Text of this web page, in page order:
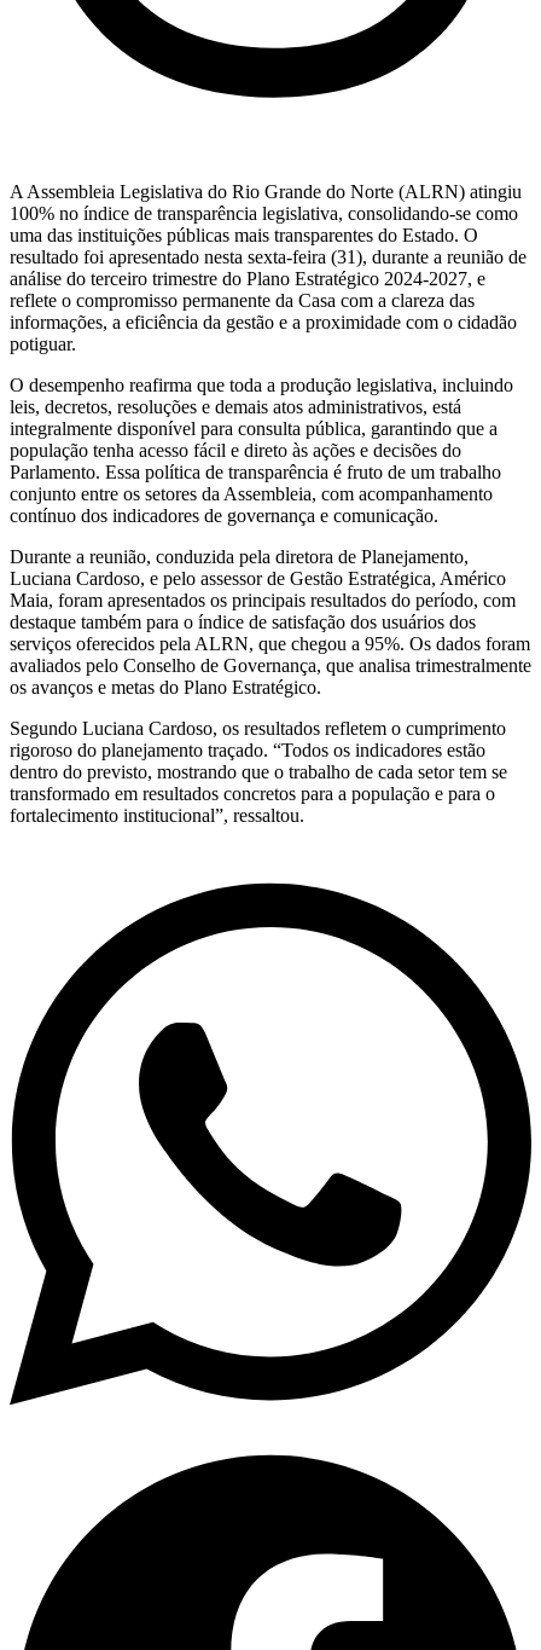
A Assembleia Legislativa do Rio Grande do Norte (ALRN) atingiu
100% no índice de transparência legislativa, consolidando-se como
uma das instituições públicas mais transparentes do Estado. O
resultado foi apresentado nesta sexta-feira (31), durante a reunião de
análise do terceiro trimestre do Plano Estratégico 2024-2027, e
reflete o compromisso permanente da Casa com a clareza das
informações, a eficiência da gestão e a proximidade com o cidadão
potiguar.
O desempenho reafirma que toda a produção legislativa, incluindo
leis, decretos, resoluções e demais atos administrativos, está
integralmente disponível para consulta pública, garantindo que a
população tenha acesso fácil e direto às ações e decisões do
Parlamento. Essa política de transparência é fruto de um trabalho
conjunto entre os setores da Assembleia, com acompanhamento
contínuo dos indicadores de governança e comunicação.
Durante a reunião, conduzida pela diretora de Planejamento,
Luciana Cardoso, e pelo assessor de Gestão Estratégica, Américo
Maia, foram apresentados os principais resultados do período, com
destaque também para o índice de satisfação dos usuários dos
serviços oferecidos pela ALRN, que chegou a 95%. Os dados foram
avaliados pelo Conselho de Governança, que analisa trimestralmente
os avanços e metas do Plano Estratégico.
Segundo Luciana Cardoso, os resultados refletem o cumprimento
rigoroso do planejamento traçado. “Todos os indicadores estão
dentro do previsto, mostrando que o trabalho de cada setor tem se
transformado em resultados concretos para a população e para o
fortalecimento institucional”, ressaltou.